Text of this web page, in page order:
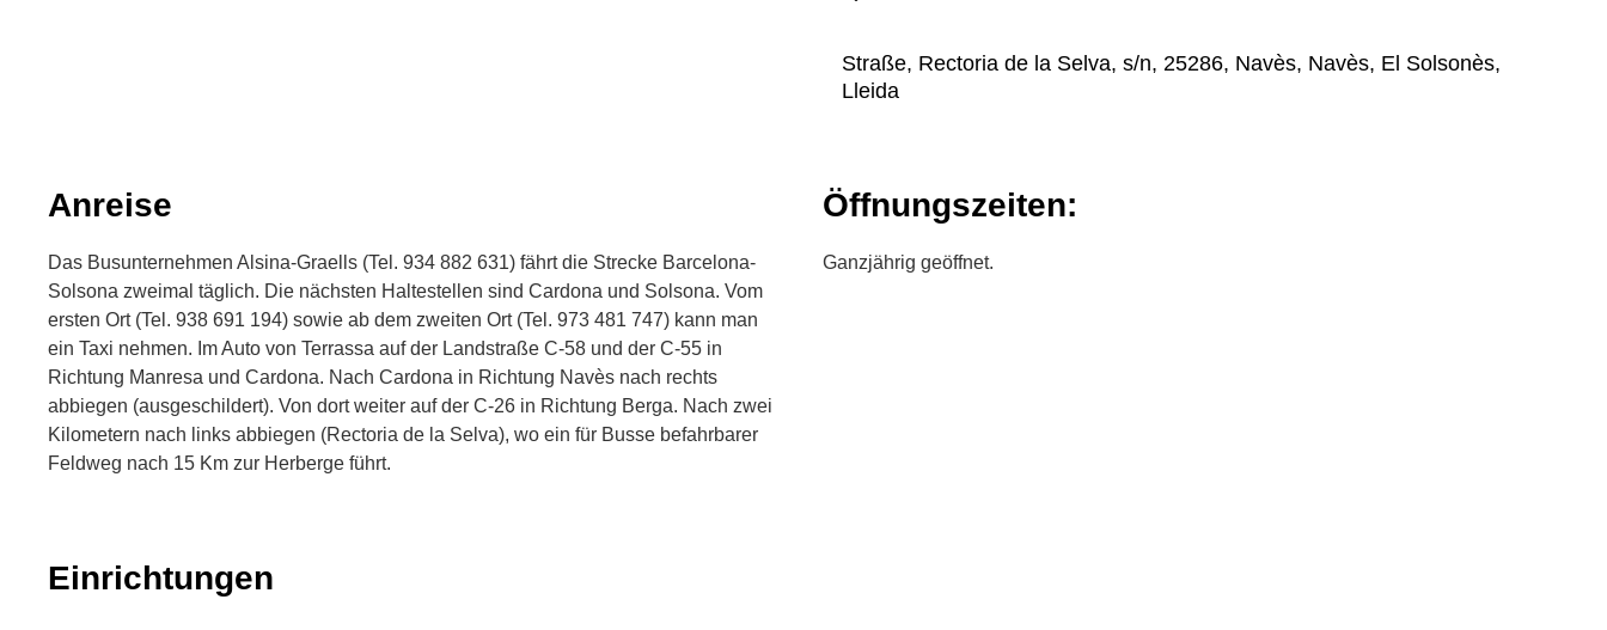
Straße, Rectoria de la Selva, s/n, 25286, Navès, Navès, El Solsonès,
Lleida
Anreise
Das Busunternehmen Alsina-Graells (Tel. 934 882 631) fährt die Strecke Barcelona-
Solsona zweimal täglich. Die nächsten Haltestellen sind Cardona und Solsona. Vom
ersten Ort (Tel. 938 691 194) sowie ab dem zweiten Ort (Tel. 973 481 747) kann man
ein Taxi nehmen. Im Auto von Terrassa auf der Landstraße C-58 und der C-55 in
Richtung Manresa und Cardona. Nach Cardona in Richtung Navès nach rechts
abbiegen (ausgeschildert). Von dort weiter auf der C-26 in Richtung Berga. Nach zwei
Kilometern nach links abbiegen (Rectoria de la Selva), wo ein für Busse befahrbarer
Feldweg nach 15 Km zur Herberge führt.
Öffnungszeiten:
Ganzjährig geöffnet.
Einrichtungen